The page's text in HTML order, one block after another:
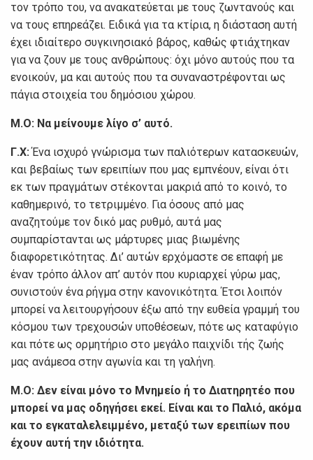
τον τρόπο του, να ανακατεύεται με τους ζωντανούς και
να τους επηρεάζει. Ειδικά για τα κτίρια, η διάσταση αυτή
έχει ιδιαίτερο συγκινησιακό βάρος, καθώς φτιάχτηκαν
για να ζουν με τους ανθρώπους: όχι μόνο αυτούς που τα
ενοικούν, μα και αυτούς που τα συναναστρέφονται ως
πάγια στοιχεία του δημόσιου χώρου.
Μ.Ο: Να μείνουμε λίγο σ’ αυτό.
Γ.Χ:Ένα ισχυρό γνώρισμα των παλιότερων κατασκευών,
και βεβαίως των ερειπίων που μας εμπνέουν, είναι ότι
εκ των πραγμάτων στέκονται μακριά από το κοινό, το
καθημερινό, το τετριμμένο. Για όσους από μας
αναζητούμε τον δικό μας ρυθμό, αυτά μας
συμπαρίστανται ως μάρτυρες μιας βιωμένης
διαφορετικότητας. Δι’ αυτών ερχόμαστε σε επαφή με
έναν τρόπο άλλον απ’ αυτόν που κυριαρχεί γύρω μας,
συνιστούν ένα ρήγμα στην κανονικότητα. Έτσι λοιπόν
μπορεί να λειτουργήσουν έξω από την ευθεία γραμμή του
κόσμου των τρεχουσών υποθέσεων, πότε ως καταφύγιο
και πότε ως ορμητήριο στο μεγάλο παιχνίδι τής ζωής
μας ανάμεσα στην αγωνία και τη γαλήνη.
Μ.Ο: Δεν είναι μόνο το Μνημείο ή το Διατηρητέο που
μπορεί να μας οδηγήσει εκεί. Είναι και το Παλιό, ακόμα
και το εγκαταλελειμμένο, μεταξύ των ερειπίων που
έχουν αυτή την ιδιότητα.